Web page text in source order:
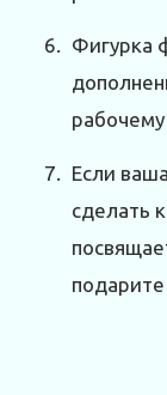
Фигурка
Если
сделать